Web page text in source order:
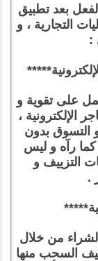
بعد تطبيق
التجارية ، و
:
على تقوية و
الإلكترونية ،
التسوق بدون
رآه و ليس
التزييف و
.
من خلال
السحب منها